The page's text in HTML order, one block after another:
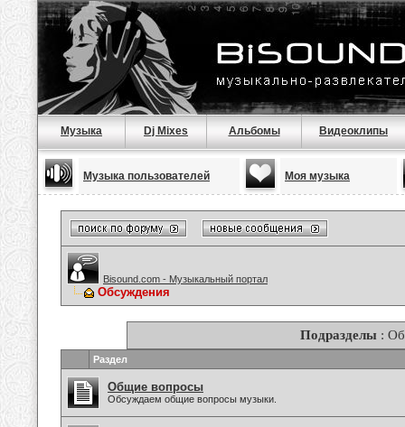
Музыка Dj Mixes Альбомы Видеоклипы
Музыка пользователей Моя музыка
Bisound.com - Музыкальный портал
Обсуждения
Подразделы :
Раздел
Общие вопросы
Обсуждаем общие вопросы музыки.